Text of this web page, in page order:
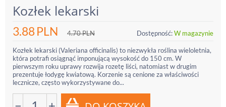
Kozłek lekarski
3.88PLN 4.70PLN Dostępność:W magazynie
Kozłek lekarski (Valeriana officinalis) to niezwykła roślina wieloletnia,
która potrafi osiągnąć imponującą wysokość do 150 cm. W
pierwszym roku uprawy rozwija rozetę liści, natomiast w drugim
prezentuje łodygę kwiatową. Korzenie są cenione za właściwości
lecznicze, często wykorzystywane do...